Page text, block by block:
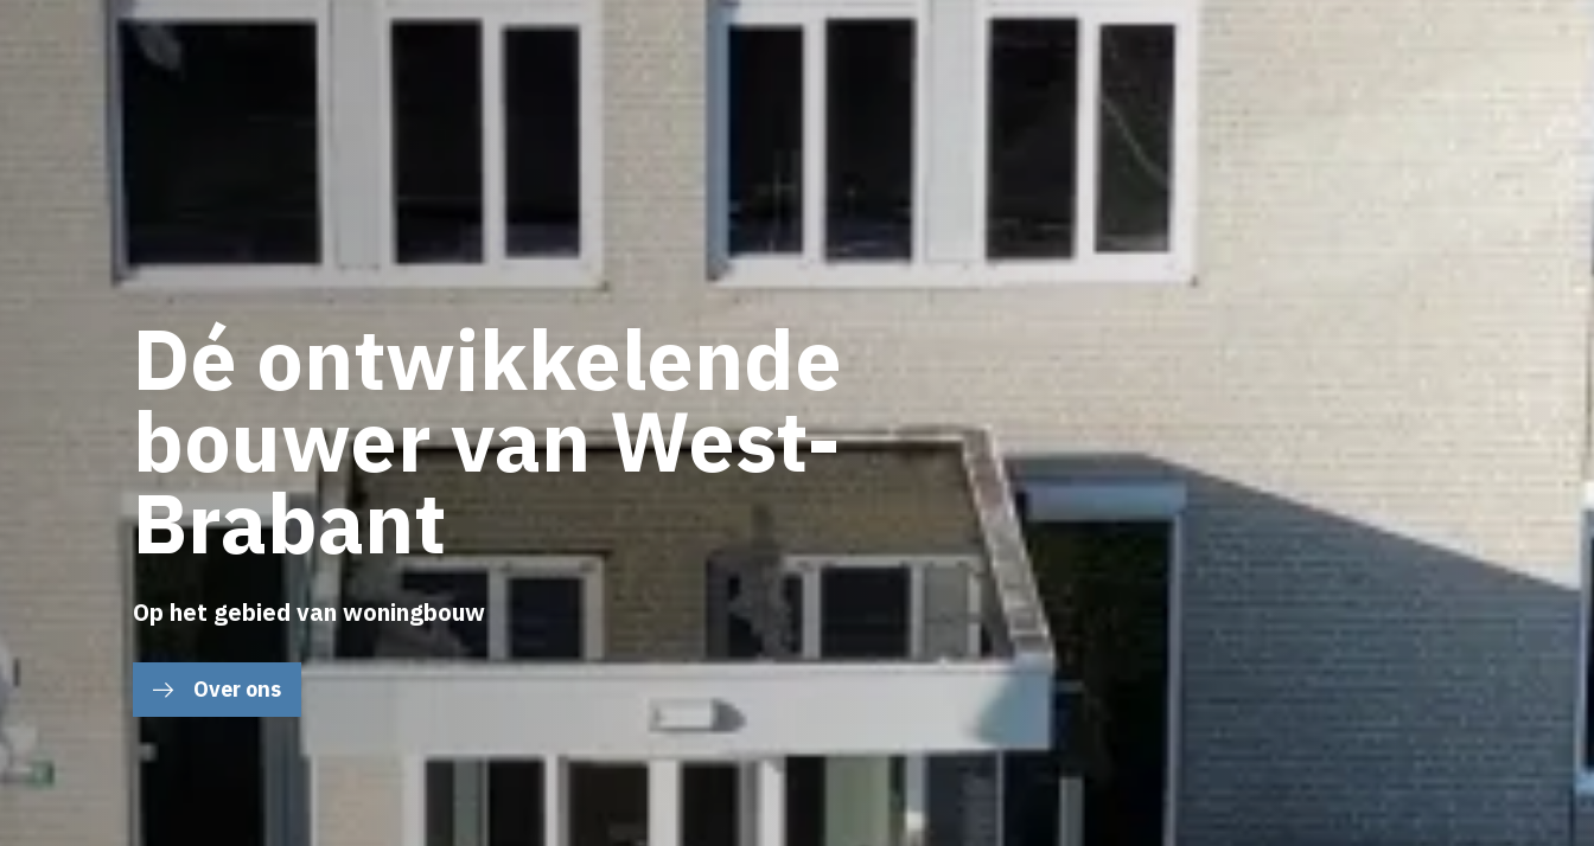
Dé ontwikkelende
bouwer van West-
Brabant
Op het gebied van woningbouw
Over ons